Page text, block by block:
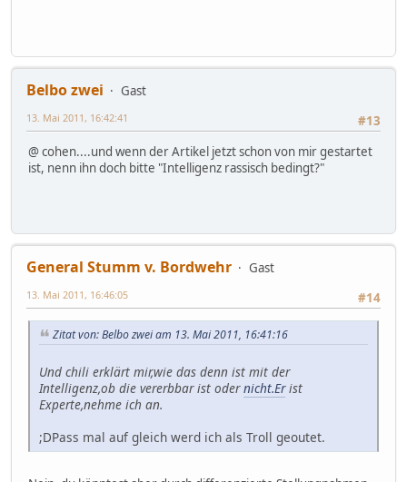
Belbo zwei
Gast
#13
13. Mai 2011, 16:42:41
@ cohen....und wenn der Artikel jetzt schon von mir gestartet
ist, nenn ihn doch bitte "Intelligenz rassisch bedingt?"
General Stumm v. Bordwehr
Gast
#14
13. Mai 2011, 16:46:05
Zitat von: Belbo zwei am 13. Mai 2011, 16:41:16
Und chili erklärt mir,wie das denn ist mit der
Intelligenz,ob die vererbbar ist odernicht.Erist
Experte,nehme ich an.
;DPass mal auf gleich werd ich als Troll geoutet.